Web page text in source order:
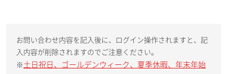
お問い合わせ内容を記入後に、ログイン操作されますと、記
入内容が削除されますのでご注意ください。
※ 土日祝日、ゴールデンウィーク、夏季休暇、年末年始